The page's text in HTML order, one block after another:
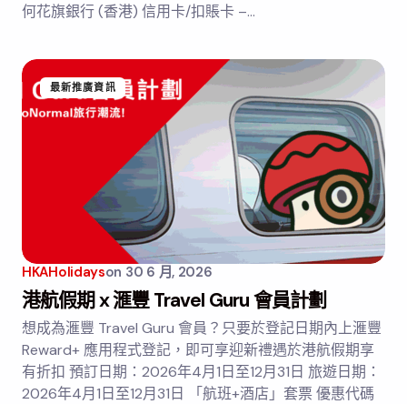
何花旗銀行 (香港) 信用卡/扣賬卡 –…
最新推廣資訊
HKAHolidayson 30 6 月, 2026
港航假期 x 滙豐 Travel Guru 會員計劃
想成為滙豐 Travel Guru 會員？只要於登記日期內上滙豐
Reward+ 應用程式登記，即可享迎新禮遇於港航假期享
有折扣 預訂日期：2026年4月1日至12月31日 旅遊日期：
2026年4月1日至12月31日 「航班+酒店」套票 優惠代碼